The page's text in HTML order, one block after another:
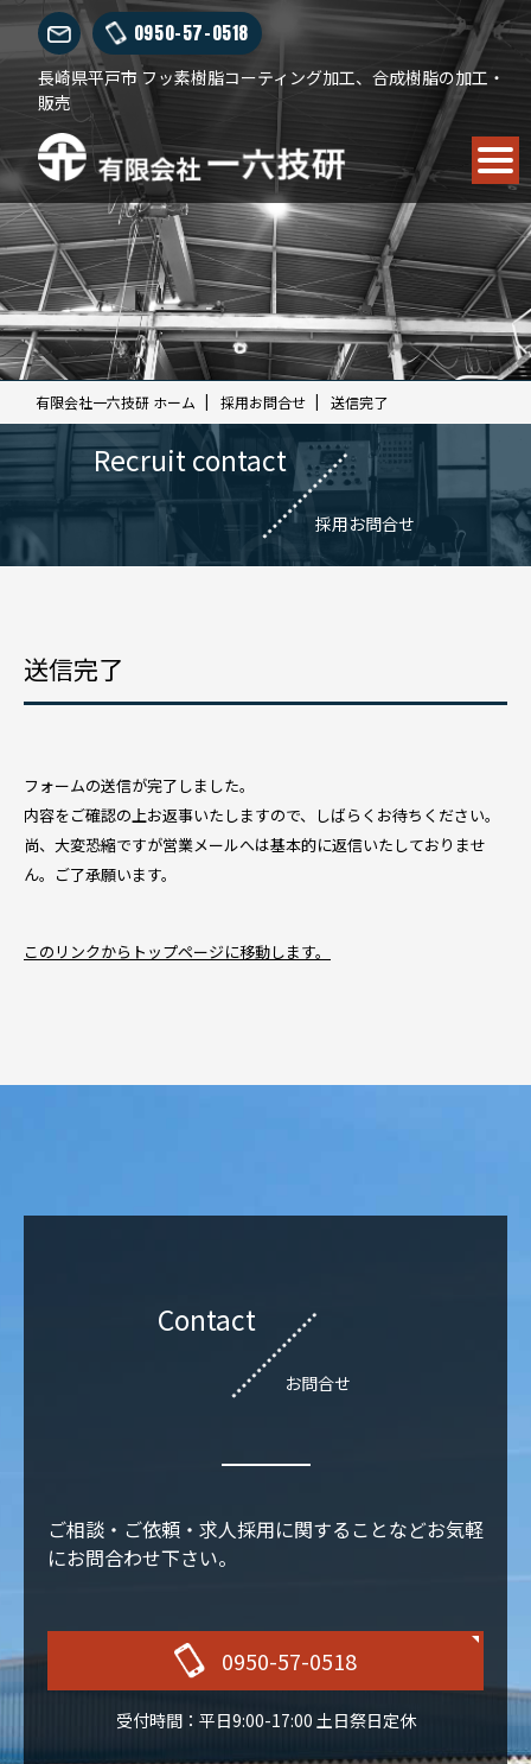
0950-57-0518
長崎県平戸市 フッ素樹脂コーティング加工、合成樹脂の加工・
販売
有限会社一六技研 ホーム 採用お問合せ 送信完了
Recruit contact
採用お問合せ
送信完了
フォームの送信が完了しました。
内容をご確認の上お返事いたしますので、しばらくお待ちください。
尚、大変恐縮ですが営業メールへは基本的に返信いたしておりませ
ん。ご了承願います。
このリンクからトップページに移動します。
Contact
お問合せ
ご相談・ご依頼・求人採用に関することなどお気軽
にお問合わせ下さい。
0950-57-0518
受付時間：平日9:00-17:00 土日祭日定休